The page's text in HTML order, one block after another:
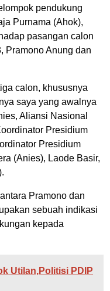
pendukung
Purnama (Ahok),
pasangan calon
Pramono Anung dan
calon, khususnya
saya yang awalnya
Aliansi Nasional
Presidium
Presidium
(Anies), Laode Basir,
Pramono dan
sebuah indikasi
kepada
Utilan,Politisi PDIP